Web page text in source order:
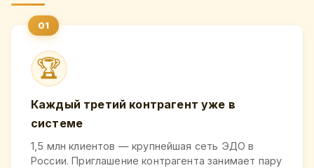
🏆
Каждый третий контрагент уже в
системе
1,5 млн клиентов — крупнейшая сеть ЭДО в
России. Приглашение контрагента занимает пару